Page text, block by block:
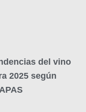
del vino
2025 según